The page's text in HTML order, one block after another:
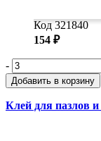
Код 321840
154 ₽
-
Добавить в корзину
Клей для пазлов